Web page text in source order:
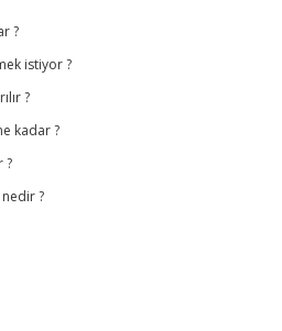
?
istiyor ?
?
kadar ?
?
?